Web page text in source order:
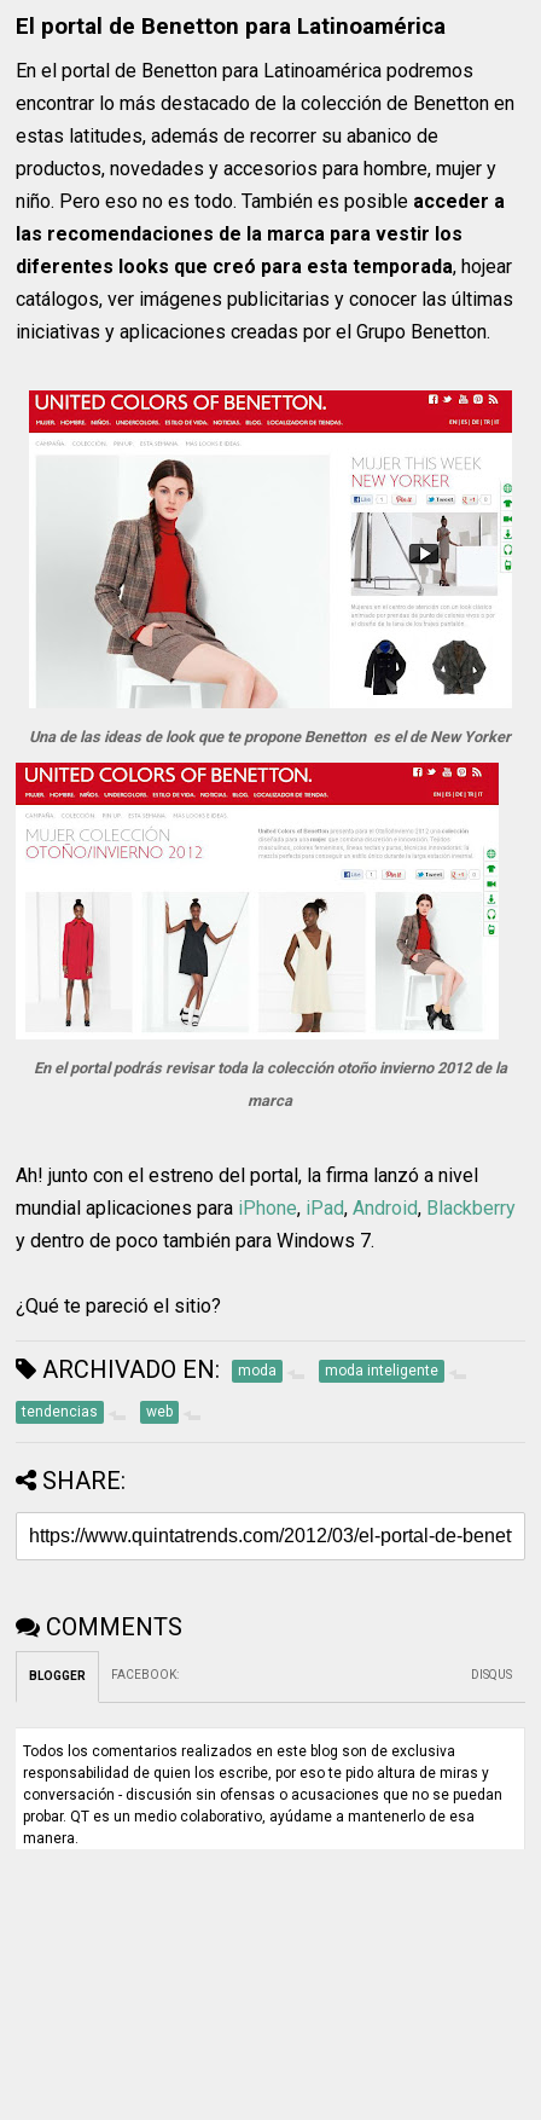
El portal de Benetton para Latinoamérica
En el portal de Benetton para Latinoamérica podremos
encontrar lo más destacado de la colección de Benetton en
estas latitudes, además de recorrer su abanico de
productos, novedades y accesorios para hombre, mujer y
niño. Pero eso no es todo. También es posible acceder a
las recomendaciones de la marca para vestir los
diferentes looks que creó para esta temporada, hojear
catálogos, ver imágenes publicitarias y conocer las últimas
iniciativas y aplicaciones creadas por el Grupo Benetton.
Una de las ideas de look que te propone Benetton es el de New Yorker
En el portal podrás revisar toda la colección otoño invierno 2012 de la
marca
Ah! junto con el estreno del portal, la firma lanzó a nivel
mundial aplicaciones para iPhone, iPad,Android, Blackberry
y dentro de poco también para Windows 7.
¿Qué te pareció el sitio?
ARCHIVADO EN: moda moda inteligente
tendencias web
SHARE:
COMMENTS
BLOGGER FACEBOOK: DISQUS
Todos los comentarios realizados en este blog son de exclusiva
responsabilidad de quien los escribe, por eso te pido altura de miras y
conversación - discusión sin ofensas o acusaciones que no se puedan
probar. QT es un medio colaborativo, ayúdame a mantenerlo de esa
manera.